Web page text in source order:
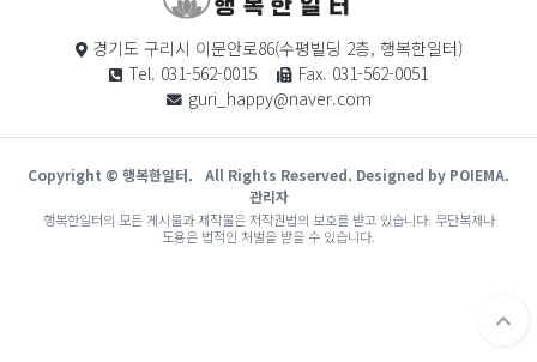
경기도 구리시 이문안로86(수평빌딩 2층, 행복한일터)
Tel. 031-562-0015
Fax. 031-562-0051
guri_happy@naver.com
Copyright © 행복한일터.
All Rights Reserved. Designed by POIEMA.
관리자
행복한일터의 모든 게시물과 제작물은 저작권법의 보호를 받고 있습니다. 무단복제나
도용은 법적인 처벌을 받을 수 있습니다.